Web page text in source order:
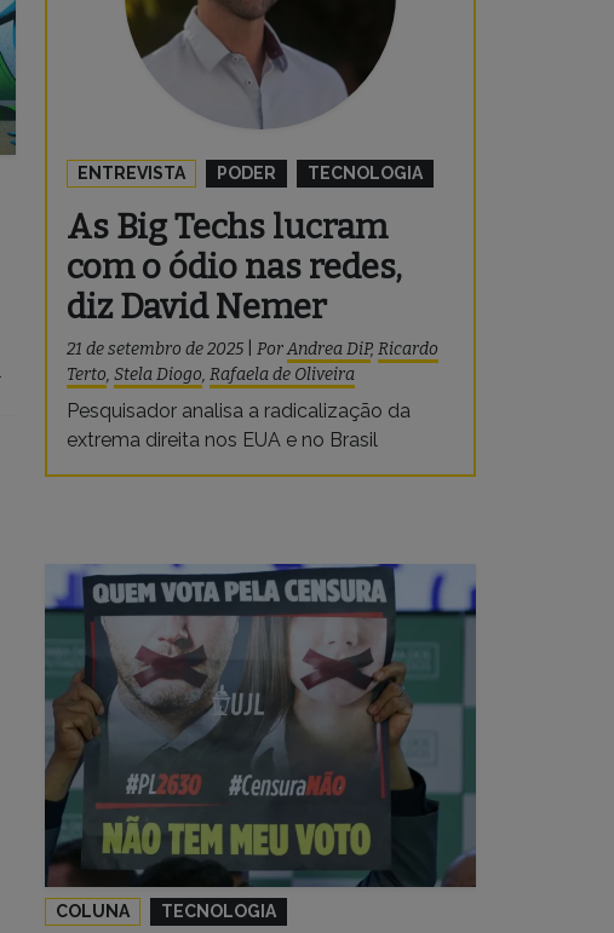
ENTREVISTA PODER TECNOLOGIA
As Big Techs lucram
com o ódio nas redes,
diz David Nemer
21 de setembro de 2025 PorAndrea DiP, Ricardo
Terto, Stela Diogo, Rafaela de Oliveira
Pesquisador analisa a radicalização da
extrema direita nos EUA e no Brasil
COLUNA TECNOLOGIA